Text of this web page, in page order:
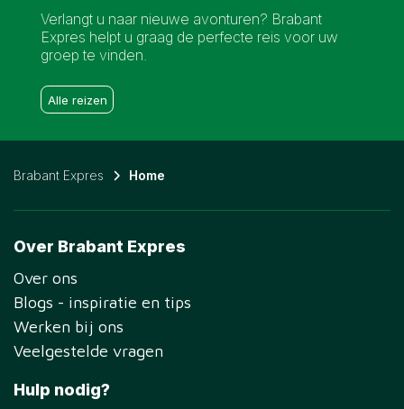
Verlangt u naar nieuwe avonturen? Brabant
Expres helpt u graag de perfecte reis voor uw
groep te vinden.
Alle reizen
Brabant Expres Home
Over Brabant Expres
Over ons
Blogs - inspiratie en tips
Werken bij ons
Veelgestelde vragen
Hulp nodig?